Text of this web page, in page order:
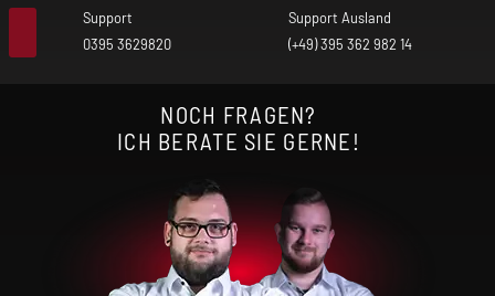
Max. Ladestrom: 2 A
Anschluss: USB-C
Support
0395 3629820
Support Ausland
(+49) 395 362 982 14
NOCH FRAGEN?
ICH BERATE SIE GERNE!